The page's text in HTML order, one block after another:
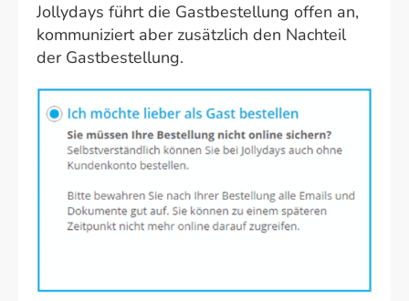
Jollydays führt die Gastbestellung offen an,
kommuniziert aber zusätzlich den Nachteil
der Gastbestellung.